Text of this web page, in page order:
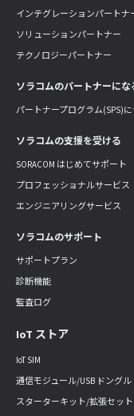
インテグレーションパートナ
ソリューションパートナー
テクノロジーパートナー
ソラコムのパートナーにな
パートナープログラム(SPS)
ソラコムの支援を受ける
SORACOM はじめてサポート
プロフェッショナルサービス
エンジニアリングサービス
ソラコムのサポート
サポートプラン
診断機能
監査ログ
IoT ストア
IoT SIM
通信モジュール/USB ドングル
スターターキット/拡張セット